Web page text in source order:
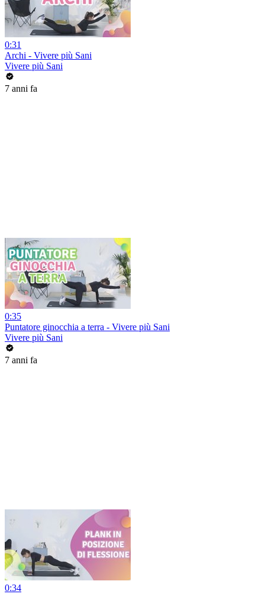
0:31
Archi - Vivere più Sani
Vivere più Sani
7 anni fa
0:35
Puntatore ginocchia a terra - Vivere più Sani
Vivere più Sani
7 anni fa
0:34